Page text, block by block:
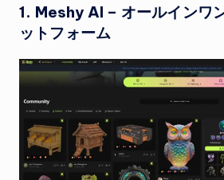
1. Meshy AI – オールインワ
ットフォーム